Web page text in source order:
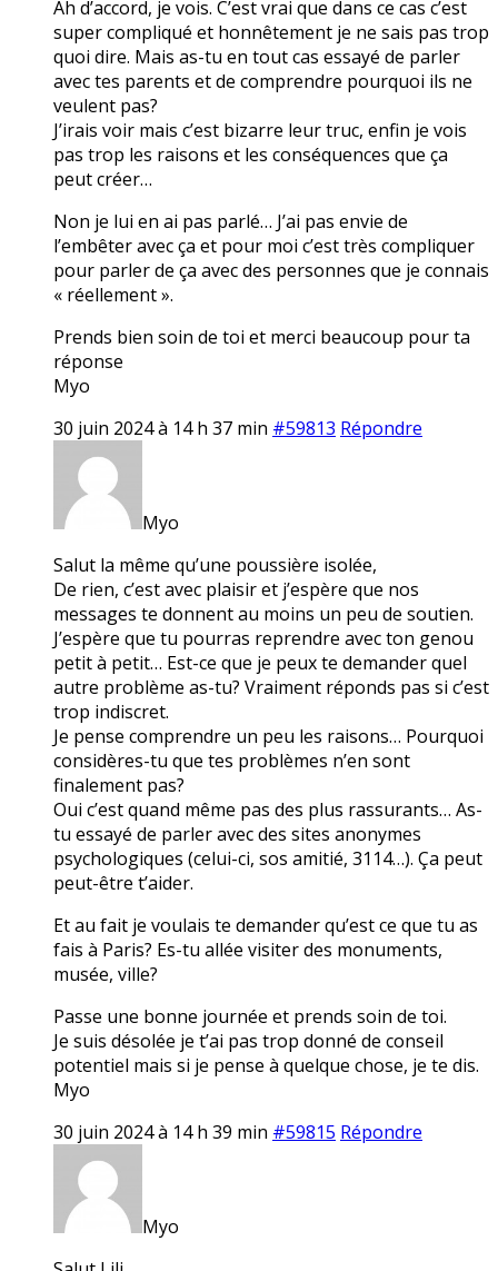
Ah d’accord, je vois. C’est vrai que dans ce cas c’est
super compliqué et honnêtement je ne sais pas trop
quoi dire. Mais as-tu en tout cas essayé de parler
avec tes parents et de comprendre pourquoi ils ne
veulent pas?
J’irais voir mais c’est bizarre leur truc, enfin je vois
pas trop les raisons et les conséquences que ça
peut créer…
Non je lui en ai pas parlé… J’ai pas envie de
l’embêter avec ça et pour moi c’est très compliquer
pour parler de ça avec des personnes que je connais
« réellement ».
Prends bien soin de toi et merci beaucoup pour ta
réponse
Myo
30 juin 2024 à 14 h 37 min #59813 Répondre
Myo
Salut la même qu’une poussière isolée,
De rien, c’est avec plaisir et j’espère que nos
messages te donnent au moins un peu de soutien.
J’espère que tu pourras reprendre avec ton genou
petit à petit… Est-ce que je peux te demander quel
autre problème as-tu? Vraiment réponds pas si c’est
trop indiscret.
Je pense comprendre un peu les raisons… Pourquoi
considères-tu que tes problèmes n’en sont
finalement pas?
Oui c’est quand même pas des plus rassurants… As-
tu essayé de parler avec des sites anonymes
psychologiques (celui-ci, sos amitié, 3114…). Ça peut
peut-être t’aider.
Et au fait je voulais te demander qu’est ce que tu as
fais à Paris? Es-tu allée visiter des monuments,
musée, ville?
Passe une bonne journée et prends soin de toi.
Je suis désolée je t’ai pas trop donné de conseil
potentiel mais si je pense à quelque chose, je te dis.
Myo
30 juin 2024 à 14 h 39 min #59815 Répondre
Myo